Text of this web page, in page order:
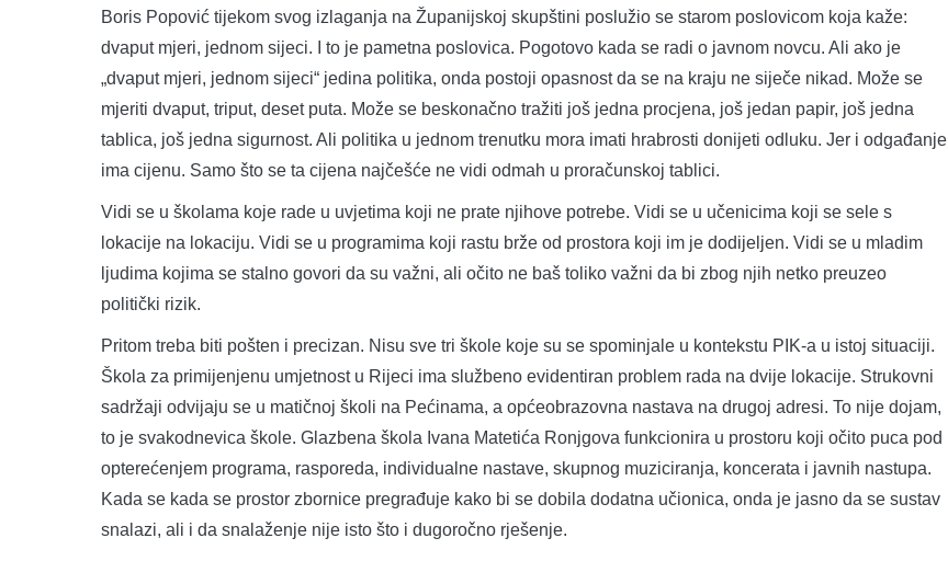
Boris Popović tijekom svog izlaganja na Županijskoj skupštini poslužio se starom poslovicom koja kaže:
dvaput mjeri, jednom sijeci. I to je pametna poslovica. Pogotovo kada se radi o javnom novcu. Ali ako je
„dvaput mjeri, jednom sijeci“ jedina politika, onda postoji opasnost da se na kraju ne siječe nikad. Može se
mjeriti dvaput, triput, deset puta. Može se beskonačno tražiti još jedna procjena, još jedan papir, još jedna
tablica, još jedna sigurnost. Ali politika u jednom trenutku mora imati hrabrosti donijeti odluku. Jer i odgađanje
ima cijenu. Samo što se ta cijena najčešće ne vidi odmah u proračunskoj tablici.
Vidi se u školama koje rade u uvjetima koji ne prate njihove potrebe. Vidi se u učenicima koji se sele s
lokacije na lokaciju. Vidi se u programima koji rastu brže od prostora koji im je dodijeljen. Vidi se u mladim
ljudima kojima se stalno govori da su važni, ali očito ne baš toliko važni da bi zbog njih netko preuzeo
politički rizik.
Pritom treba biti pošten i precizan. Nisu sve tri škole koje su se spominjale u kontekstu PIK-a u istoj situaciji.
Škola za primijenjenu umjetnost u Rijeci ima službeno evidentiran problem rada na dvije lokacije. Strukovni
sadržaji odvijaju se u matičnoj školi na Pećinama, a općeobrazovna nastava na drugoj adresi. To nije dojam,
to je svakodnevica škole. Glazbena škola Ivana Matetića Ronjgova funkcionira u prostoru koji očito puca pod
opterećenjem programa, rasporeda, individualne nastave, skupnog muziciranja, koncerata i javnih nastupa.
Kada se kada se prostor zbornice pregrađuje kako bi se dobila dodatna učionica, onda je jasno da se sustav
snalazi, ali i da snalaženje nije isto što i dugoročno rješenje.